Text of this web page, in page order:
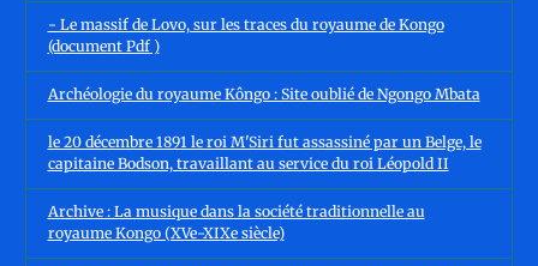
- Le massif de Lovo, sur les traces du royaume de Kongo
(document Pdf )
Archéologie du royaume Kôngo : Site oublié de Ngongo Mbata
le 20 décembre 1891 le roi M'Siri fut assassiné par un Belge, le
capitaine Bodson, travaillant au service du roi Léopold II
Archive : La musique dans la société traditionnelle au
royaume Kongo (XVe-XIXe siècle)